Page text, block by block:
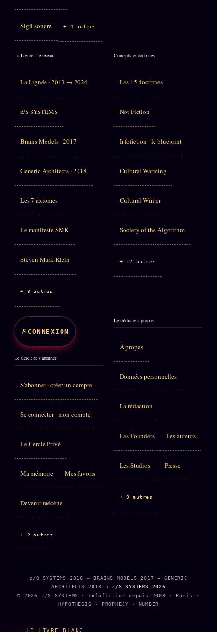
Sigil sonore + 4 autres
La Lignée · le réseau
La Lignée · 2013 → 2026
z/S SYSTEMS
Brains Models · 2017
Generic Architects · 2018
Les 7 axiomes
Le manifeste SMK
Steven Mark Klein
+ 3 autres
Concepts & doctrines
Les 15 doctrines
Not Fiction
Infofiction · le blueprint
Cultural Warming
Cultural Winter
Society of the Algorithm
+ 12 autres
CONNEXION
Le Cercle & s'abonner
S'abonner · créer un compte
Se connecter · mon compte
Le Cercle Privé
Ma mémoire Mes favoris
Devenir mécène
+ 2 autres
Le média & à propos
À propos
Données personnelles
La rédaction
Les Founders Les auteurs
Les Studios Presse
+ 9 autres
s/O SYSTEMS 2016 → BRAINS MODELS 2017 → GENERIC
ARCHITECTS 2018 → z/S SYSTEMS 2026
© 2026 z/S SYSTEMS · Infofiction depuis 2008 · Paris ·
HYPOTHESIS · PROPHECY · NUMBER
LE LIVRE BLANC